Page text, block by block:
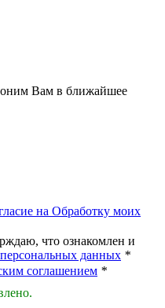
Вам в ближайшее
на Обработку моих
что ознакомлен и
данных *
соглашением *